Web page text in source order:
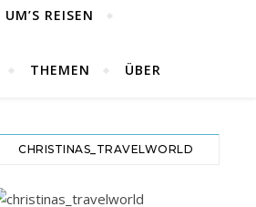
REISEN
THEMEN ÜBER
CHRISTINAS_TRAVELWORLD